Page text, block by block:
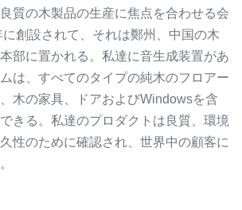
質の木製品の生産に焦点を合わせる会
創設されて、それは鄭州、中国の木
部に置かれる。私達に音生成装置があ
は、すべてのタイプの純木のフロアー
木の家具、ドアおよびWindowsを含
きる。私達のプロダクトは良質、環境
性のために確認され、世界中の顧客に